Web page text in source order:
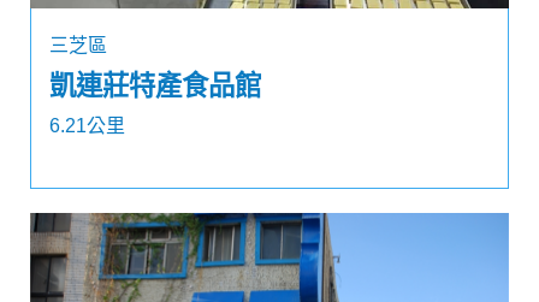
三芝區
凱連莊特產食品館
6.21公里